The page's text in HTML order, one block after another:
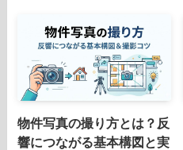
物件写真の撮り方とは？反
響につながる基本構図と実